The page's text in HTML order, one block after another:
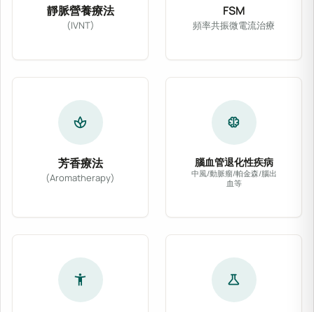
靜脈營養療法
(IVNT)
FSM
頻率共振微電流治療
spa
芳香療法
(Aromatherapy)
neurology
腦血管退化性疾病
中風/動脈瘤/帕金森/腦出
血等
accessibility_new science